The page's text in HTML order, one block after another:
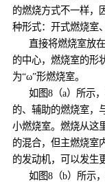
的燃烧方式不一样，
种形式：开式燃烧室
直接将燃烧室放在
的中心，燃烧室的形
为“ω”形燃烧室。
如图8（a）所示，
的、辅助的燃烧室，
小燃烧室。燃烧从这
的混合，但主燃烧室
的发动机，可以发生
如图8（b）所示，